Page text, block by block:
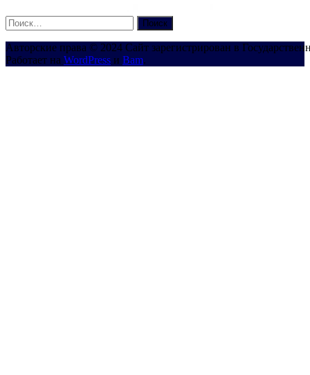
Найти:
Авторские права © 2024 Сайт зарегистрирован в
Работает на WordPress и Bam.